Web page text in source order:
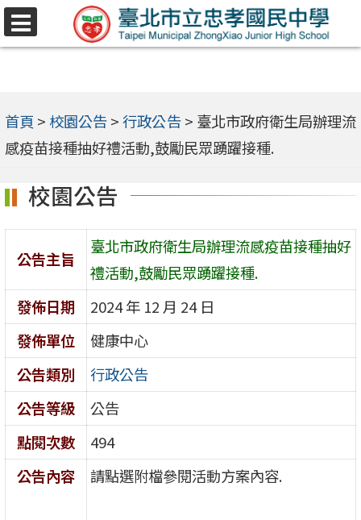
跳
至
內
容
選
首頁 > 校園公告> 行政公告> 臺北市政府衛生局辦理流
感疫苗接種抽好禮活動,鼓勵民眾踴躍接種.
校園公告
公告主旨
臺北市政府衛生局辦理流感疫苗接種抽好
禮活動,鼓勵民眾踴躍接種.
發佈日期
2024 年 12 月 24 日
發佈單位
健康中心
公告類別
行政公告
公告等級
公告
點閱次數
494
公告內容
請點選附檔參閱活動方案內容.